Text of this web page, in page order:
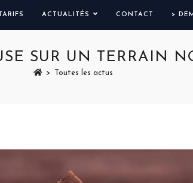
TARIFS ACTUALITÉS CONTACT >
SUR UN TERRAIN
> Toutes les actus